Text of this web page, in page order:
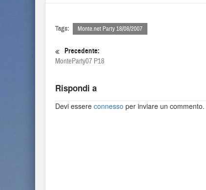
Tags: Monte.net Party 18/08/2007
Precedente:
MonteParty07 P18
Rispondi a
Devi essere connesso per inviare un commento.